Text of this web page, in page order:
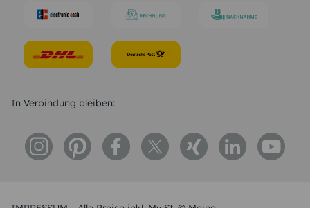
In Verbindung bleiben: